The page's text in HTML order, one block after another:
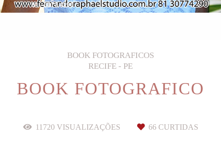
BOOK FOTOGRAFICOS
RECIFE - PE
BOOK FOTOGRAFICO
11720VISUALIZAÇÕES 66CURTIDAS